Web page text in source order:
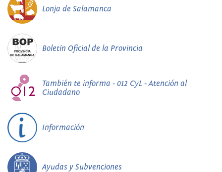
Lonja de Salamanca
Boletín Oficial de la Provincia
También te informa - 012 CyL - Atención al
Ciudadano
Información
Ayudas y Subvenciones